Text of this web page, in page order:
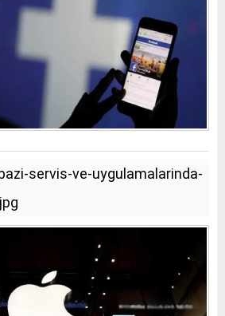
servis-ve-uygulamalarinda-